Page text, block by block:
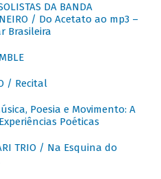
DA BANDA
/ Do Acetato ao mp3 –
Brasileira
/ Recital
Poesia e Movimento: A
Poéticas
TRIO / Na Esquina do